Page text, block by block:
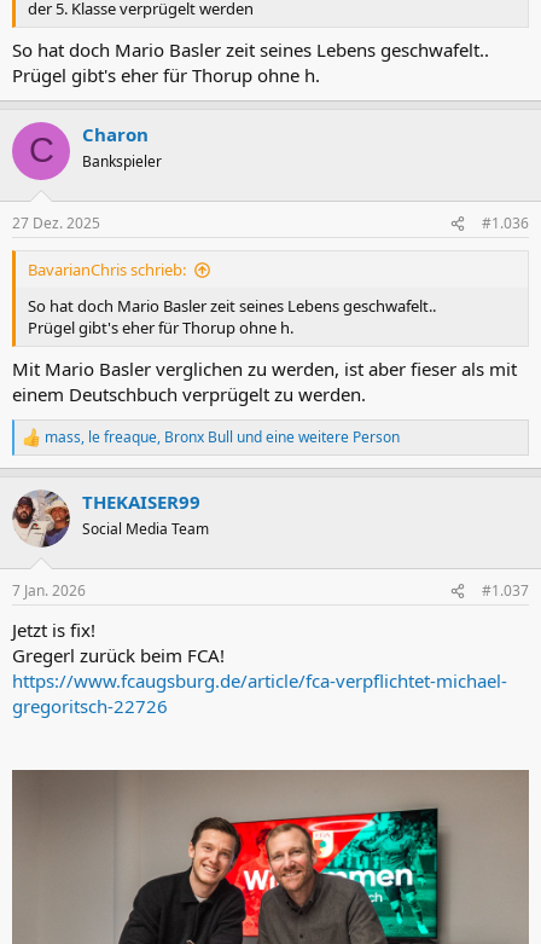
der 5. Klasse verprügelt werden
So hat doch Mario Basler zeit seines Lebens geschwafelt..
Prügel gibt's eher für Thorup ohne h.
C Charon
Bankspieler
27 Dez. 2025 #1.036
BavarianChris schrieb:
So hat doch Mario Basler zeit seines Lebens geschwafelt..
Prügel gibt's eher für Thorup ohne h.
Mit Mario Basler verglichen zu werden, ist aber fieser als mit
einem Deutschbuch verprügelt zu werden.
R
e
k
t
i
e
:
mass, le freaque, Bronx Bull und eine weitere Person
THEKAISER99
Social Media Team
7 Jan. 2026 #1.037
Jetzt is fix!
Gregerl zurück beim FCA!
https://www.fcaugsburg.de/article/fca-verpflichtet-michael-
gregoritsch-22726